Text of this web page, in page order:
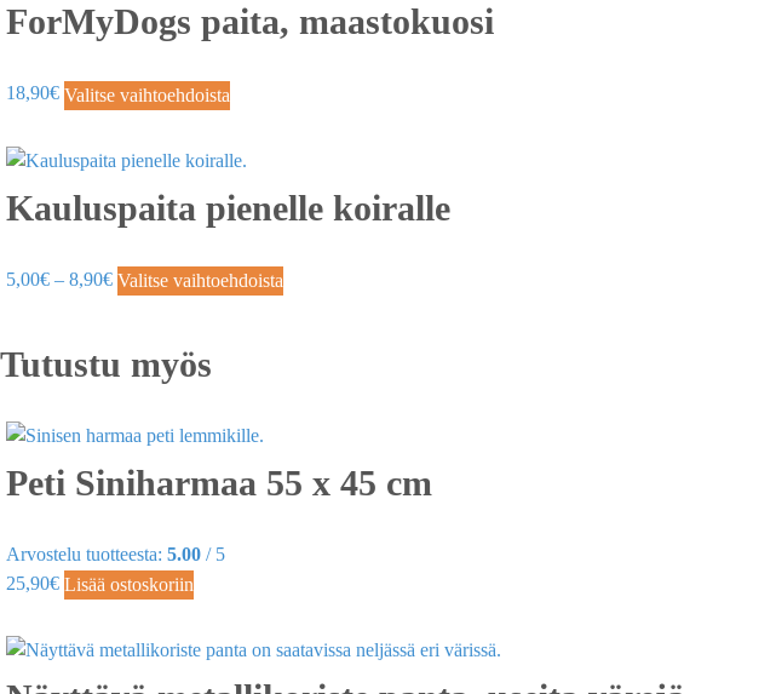
ForMyDogs paita, maastokuosi
18,90€ Valitse vaihtoehdoista
Kauluspaita pienelle koiralle
5,00€ – 8,90€ Valitse vaihtoehdoista
Tutustu myös
Peti Siniharmaa 55 x 45 cm
Arvostelu tuotteesta: 5.00 / 5
25,90€ Lisää ostoskoriin